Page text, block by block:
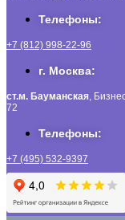
Телефоны:
+7 (812) 998-22-96
г. Москва:
ст.м. Бауманская ,
72
Телефоны:
+7 (495) 532-9397